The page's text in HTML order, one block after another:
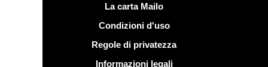
La carta Mailo
Condizioni d'uso
Regole di privatezza
Informazioni legali